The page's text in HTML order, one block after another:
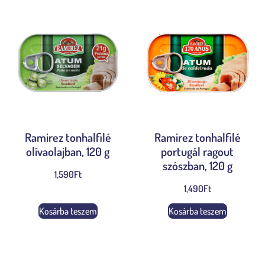
Ramirez tonhalfilé
olívaolajban, 120 g
1,590Ft
Kosárba teszem
Ramirez tonhalfilé
portugál ragout
szószban, 120 g
1,490Ft
Kosárba teszem